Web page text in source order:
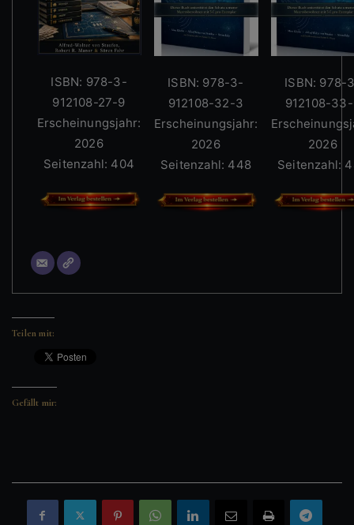
ISBN: 978-3-
912108-27-9
Erscheinungsjahr:
2026
Seitenzahl: 404
ISBN: 978-3-
912108-32-3
Erscheinungsjahr:
2026
Seitenzahl: 448
ISBN: 978-
912108-
2026
Seitenzahl:
Teilen mit:
Gefällt mir: